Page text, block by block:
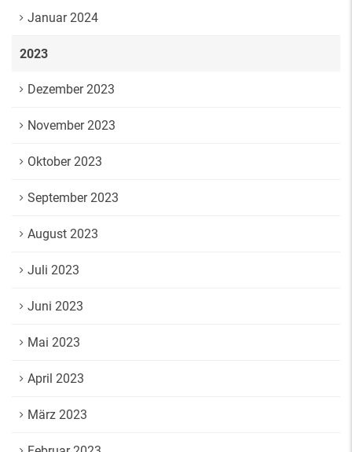
Januar 2024
2023
Dezember 2023
November 2023
Oktober 2023
September 2023
August 2023
Juli 2023
Juni 2023
Mai 2023
April 2023
März 2023